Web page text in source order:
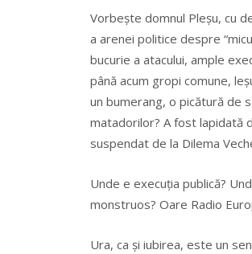
Vorbește domnul Pleșu, cu
a arenei politice despre
bucurie a atacului, ample
până acum gropi comune,
un bumerang, o picătură de
matadorilor? A fost lapidată
suspendat de la Dilema
Unde e execuția publică?
monstruos? Oare Radio
Ura, ca și iubirea, este un